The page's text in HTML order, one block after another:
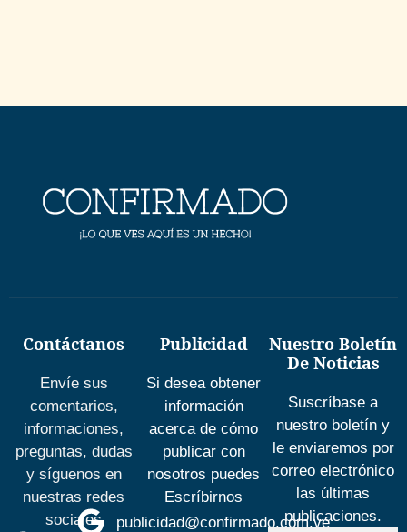
Contáctanos
Envíe sus
comentarios,
informaciones,
preguntas, dudas
y síguenos en
nuestras redes
sociales
Publicidad
Si desea obtener
información
acerca de cómo
publicar con
nosotros puedes
Escríbirnos
publicidad@confirmado.com.ve
Nuestro Boletín
De Noticias
Suscríbase a
nuestro boletín y
le enviaremos por
correo electrónico
las últimas
publicaciones.